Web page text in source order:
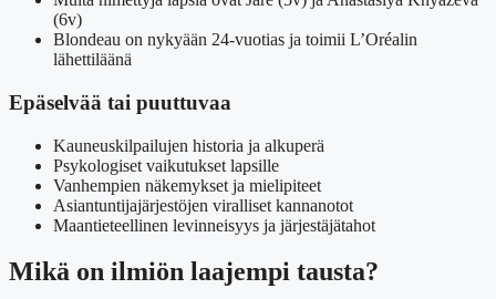
(6v)
Blondeau on nykyään 24-vuotias ja toimii L’Oréalin
lähettiläänä
Epäselvää tai puuttuvaa
Kauneuskilpailujen historia ja alkuperä
Psykologiset vaikutukset lapsille
Vanhempien näkemykset ja mielipiteet
Asiantuntijajärjestöjen viralliset kannanotot
Maantieteellinen levinneisyys ja järjestäjätahot
Mikä on ilmiön laajempi tausta?